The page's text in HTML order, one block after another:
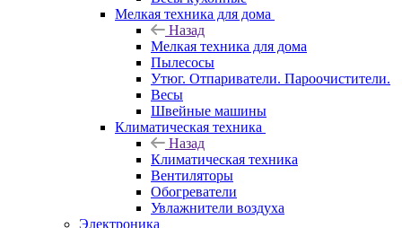
Мелкая техника для дома
Назад
Мелкая техника для дома
Пылесосы
Утюг. Отпариватели. Пароочистители.
Весы
Швейные машины
Климатическая техника
Назад
Климатическая техника
Вентиляторы
Обогреватели
Увлажнители воздуха
Электроника